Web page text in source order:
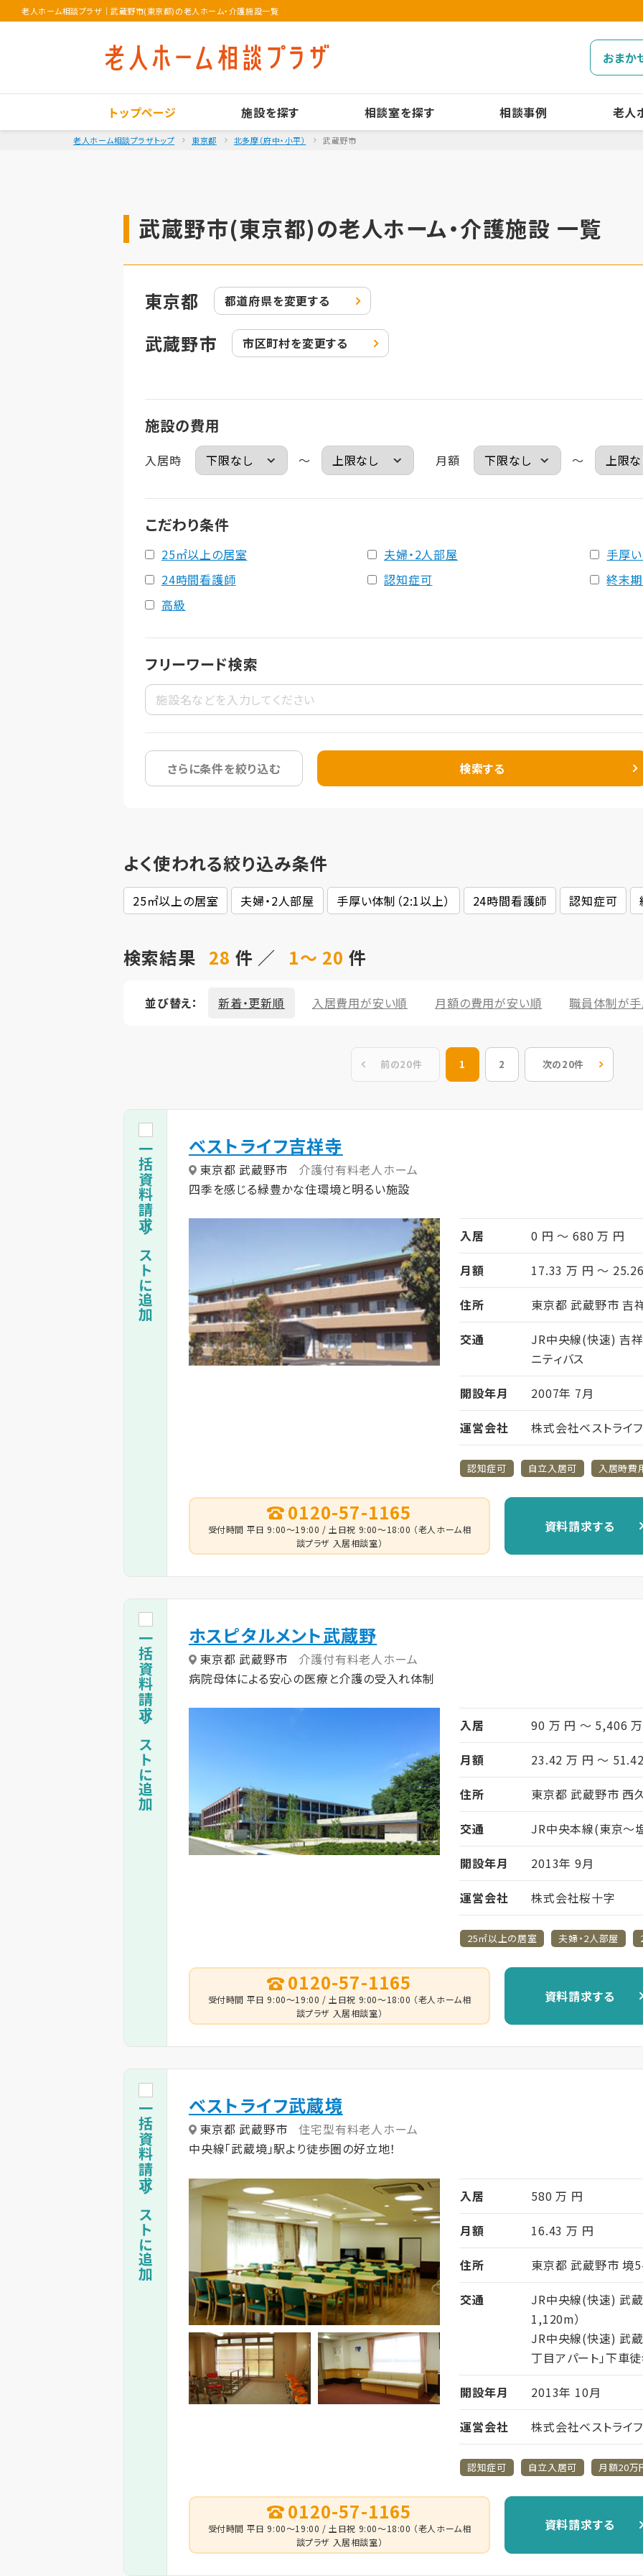
老人ホーム相談プラザ ｜武蔵野市(東京都)の老人ホーム・介護施設一覧
おまか
トップページ 施設を探す 相談室を探す 相談事例 老人
老人ホーム相談プラザトップ 東京都 北多摩（府中・小平） 武蔵野市
武蔵野市(東京都)の老人ホーム・介護施設 一覧
東京都 都道府県を変更する
武蔵野市 市区町村を変更する
施設の費用
入居時 ～ 月額 ～
こだわり条件
25㎡以上の居室 夫婦・2人部屋
手厚い
24時間看護師
認知症可
終末
高級
フリーワード検索
さらに条件を絞り込む 検索する
よく使われる絞り込み条件
25㎡以上の居室 夫婦・2人部屋 手厚い体制（2:1以上） 24時間看護師 認知症可
検索結果 28 件 ／ 1～ 20 件
並び替え： 新着・更新順 入居費用が安い順 月額の費用が安い順 職員体制が
前の20件 1 2 次の20件
ベストライフ吉祥寺
東京都 武蔵野市
介護付有料老人ホーム
四季を感じる緑豊かな住環境と明るい施設
入居
0 円 ～ 680 万 円
月額
17.33 万 円 ～
住所
東京都 武蔵野市 吉
交通
JR中央線(快速) 吉
ニティバス
開設年月
2007年 7月
運営会社
株式会社ベストライフ
認知症可 自立入居可 入居時費
0120-57-1165
受付時間 平日 9:00～19:00 / 土日祝 9:00～18:00 （老人ホーム相
談プラザ 入居相談室）
資料請求する
一括資料請求リストに追加
ホスピタルメント武蔵野
東京都 武蔵野市
介護付有料老人ホーム
病院母体による安心の医療と介護の受入れ体制
入居
90 万 円 ～ 5,406
月額
23.42 万 円 ～
住所
東京都 武蔵野市 西
交通
JR中央本線(東京～
開設年月
2013年 9月
運営会社
株式会社桜十字
25㎡以上の居室 夫婦・2人部屋
0120-57-1165
受付時間 平日 9:00～19:00 / 土日祝 9:00～18:00 （老人ホーム相
談プラザ 入居相談室）
資料請求する
一括資料請求リストに追加
ベストライフ武蔵境
東京都 武蔵野市
住宅型有料老人ホーム
中央線「武蔵境」駅より徒歩圏の好立地！
入居
580 万 円
月額
16.43 万 円
住所
東京都 武蔵野市 境
交通
JR中央線(快速) 武
1,120m）
JR中央線(快速) 武蔵
丁目アパート」下車
開設年月
2013年 10月
運営会社
株式会社ベストライフ
認知症可 自立入居可 月額20万
0120-57-1165
受付時間 平日 9:00～19:00 / 土日祝 9:00～18:00 （老人ホーム相
談プラザ 入居相談室）
資料請求する
一括資料請求リストに追加